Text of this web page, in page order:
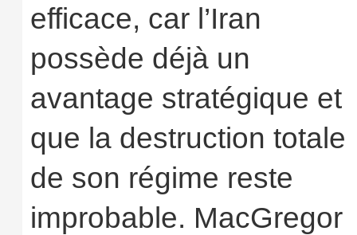
efficace, car l’Iran
possède déjà un
avantage stratégique et
que la destruction totale
de son régime reste
improbable. MacGregor